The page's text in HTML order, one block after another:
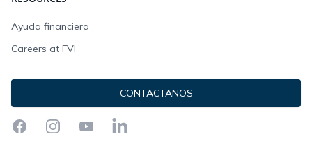
Ayuda financiera
Careers at FVI
CONTACTANOS
FacebookInstagramYouTubeLinkedIn